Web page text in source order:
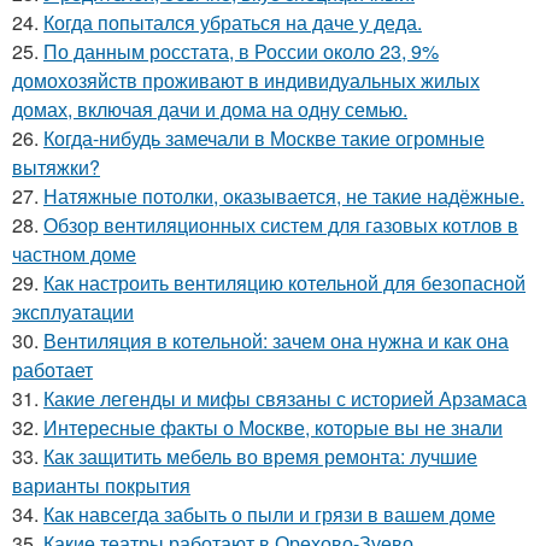
24. Когда попытался убраться на даче у деда.
25. По данным росстата, в России около 23, 9%
домохозяйств проживают в индивидуальных жилых
домах, включая дачи и дома на одну семью.
26. Когда-нибудь замечали в Москве такие огромные
вытяжки?
27. Натяжные потолки, оказывается, не такие надёжные.
28. Обзор вентиляционных систем для газовых котлов в
частном доме
29. Как настроить вентиляцию котельной для безопасной
эксплуатации
30. Вентиляция в котельной: зачем она нужна и как она
работает
31. Какие легенды и мифы связаны с историей Арзамаса
32. Интересные факты о Москве, которые вы не знали
33. Как защитить мебель во время ремонта: лучшие
варианты покрытия
34. Как навсегда забыть о пыли и грязи в вашем доме